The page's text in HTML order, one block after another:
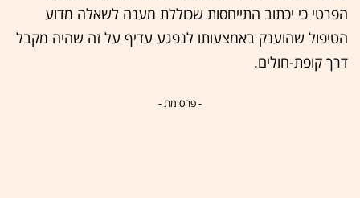
הפרטי כי יכתוב התייחסות שכוללת מענה לשאלה מדוע
הטיפול שהוענק באמצעותו לנפגע עדיף על זה שהיה מקבל
דרך קופת-חולים.
- פרסומת -